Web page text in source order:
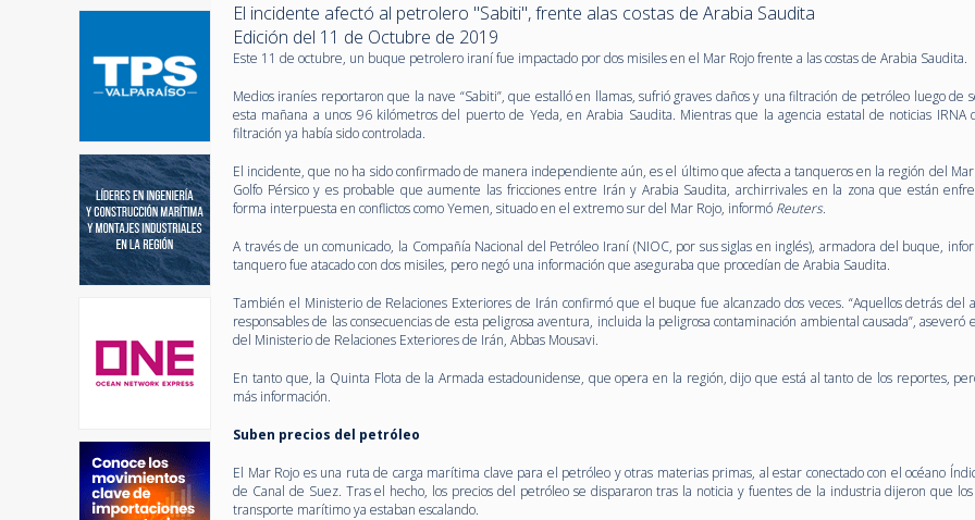
El incidente afectó al petrolero "Sabiti", frente alas costas de Arabia Saudita
Edición del 11 de Octubre de 2019
Este 11 de octubre, un buque petrolero iraní fue impactado por dos misiles en el Mar Rojo frente a las costas de Arabia Saudita.
Medios iraníes reportaron que la nave “Sabiti”, que estalló en llamas, sufrió graves daños y una filtración de petróleo luego de
esta mañana a unos 96 kilómetros del puerto de Yeda, en Arabia Saudita. Mientras que la agencia estatal de noticias IRNA
filtración ya había sido controlada.
El incidente, que no ha sido confirmado de manera independiente aún, es el último que afecta a tanqueros en la región del
Golfo Pérsico y es probable que aumente las fricciones entre Irán y Arabia Saudita, archirrivales en la zona que están
forma interpuesta en conflictos como Yemen, situado en el extremo sur del Mar Rojo, informó Reuters.
A través de un comunicado, la Compañía Nacional del Petróleo Iraní (NIOC, por sus siglas en inglés), armadora del buque,
tanquero fue atacado con dos misiles, pero negó una información que aseguraba que procedían de Arabia Saudita.
También el Ministerio de Relaciones Exteriores de Irán confirmó que el buque fue alcanzado dos veces. “Aquellos detrás del
responsables de las consecuencias de esta peligrosa aventura, incluida la peligrosa contaminación ambiental causada”, aseveró
del Ministerio de Relaciones Exteriores de Irán, Abbas Mousavi.
En tanto que, la Quinta Flota de la Armada estadounidense, que opera en la región, dijo que está al tanto de los reportes,
más información.
Suben precios del petróleo
El Mar Rojo es una ruta de carga marítima clave para el petróleo y otras materias primas, al estar conectado con el océano
de Canal de Suez. Tras el hecho, los precios del petróleo se dispararon tras la noticia y fuentes de la industria dijeron que los
transporte marítimo ya estaban escalando.